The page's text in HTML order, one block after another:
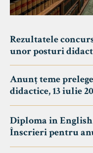
Rezultatele
unor posturi
Anunț teme
didactice, 13 iulie
Diploma in
Înscrieri pentru